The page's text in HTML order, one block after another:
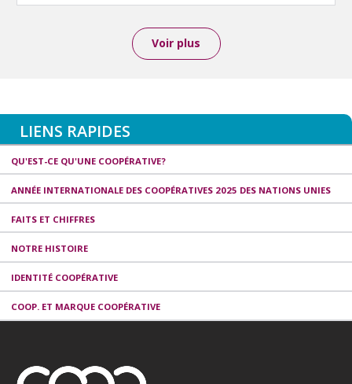
Voir plus
LIENS RAPIDES
QU'EST-CE QU'UNE COOPÉRATIVE?
ANNÉE INTERNATIONALE DES COOPÉRATIVES 2025 DES NATIONS UNIES
FAITS ET CHIFFRES
NOTRE HISTOIRE
IDENTITÉ COOPÉRATIVE
COOP. ET MARQUE COOPÉRATIVE